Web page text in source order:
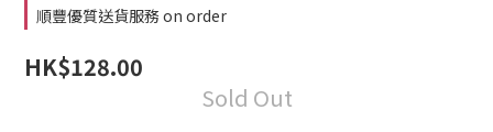
順豐優質送貨服務 on order
HK$128.00
Sold Out